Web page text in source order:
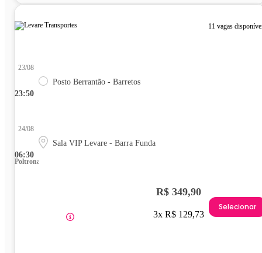
11 vagas
23:50
23/08
Posto Berrantão - Barretos
06:30
24/08
Sala VIP Levare - Barra Funda
Poltrona
R$ 349,90
3x R$ 129,73
Selecionar